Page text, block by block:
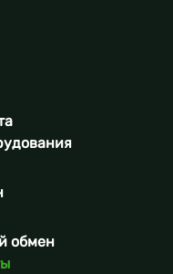
обмен